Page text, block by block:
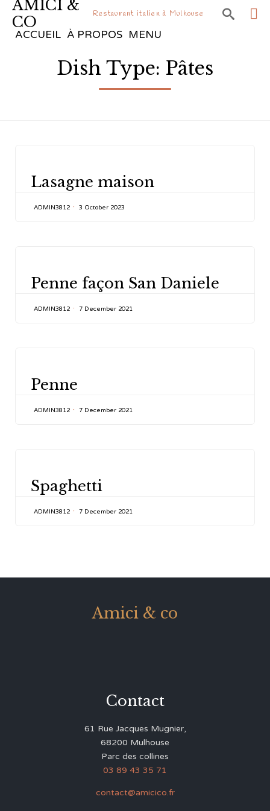
AMICI &
CO
Restaurant italien à Mulhouse 
ACCUEIL À PROPOS MENU
Dish Type: Pâtes
Lasagne maison
ADMIN3812 3 October 2023
Penne façon San Daniele
ADMIN3812 7 December 2021
Penne
ADMIN3812 7 December 2021
Spaghetti
ADMIN3812 7 December 2021
Amici & co
Contact
61 Rue Jacques Mugnier,
68200 Mulhouse
Parc des collines
03 89 43 35 71
contact@amicico.fr